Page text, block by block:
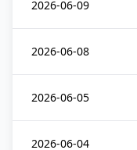
2026-06-09
2026-06-08
2026-06-05
2026-06-04